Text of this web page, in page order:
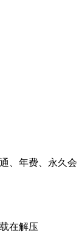
、年费、永久会
在解压